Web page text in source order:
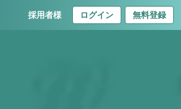
採用者様 ログイン 無料登録